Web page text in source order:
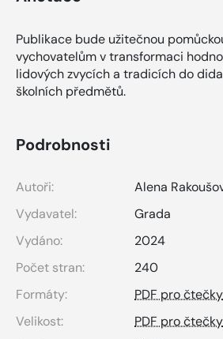
Publikace bude užitečnou
vychovatelům v transformaci
lidových zvycích a tradicích do
školních předmětů.
Podrobnosti
Autoři:
Alena
Vydavatel:
Grada
Vydáno:
2024
Počet stran:
240
Formáty:
PDF pro čtečky
Velikost:
PDF pro čtečky